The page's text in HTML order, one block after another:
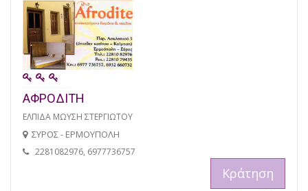
ΑΦΡΟΔΙΤΗ
ΕΛΠΙΔΑ ΜΩΥΣΗ ΣΤΕΡΓΙΩΤΟΥ
ΣΥΡΟΣ - ΕΡΜΟΥΠΟΛΗ
2281082976, 6977736757
Κράτηση